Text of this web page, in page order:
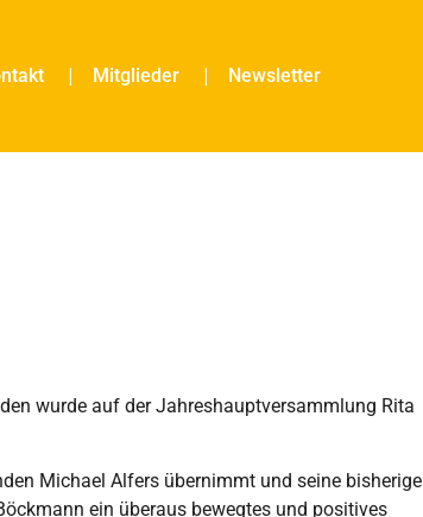
Mitglieder Newsletter
wurde auf der Jahreshauptversammlung Rita
Michael Alfers übernimmt und seine bisherige
ein überaus bewegtes und positives